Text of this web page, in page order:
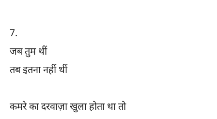
7.
जब तुम थीं
तब इतना नहीं थीं
कमरे का दरवाज़ा खुला होता था तो